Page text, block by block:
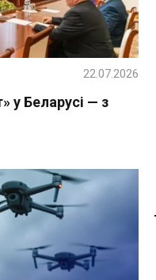
у Беларусі — з
22.07.2026